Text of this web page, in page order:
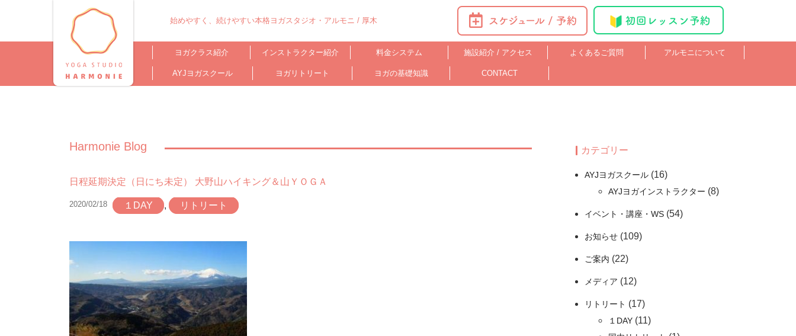
始めやすく、続けやすい本格ヨガスタジオ・アルモニ / 厚木
ヨガクラス紹介 インストラクター紹介 料金システム 施設紹介 / アクセス よくあるご質問 アルモニについて
AYJヨガスクール ヨガリトリート ヨガの基礎知識 CONTACT
Harmonie Blog
日程延期決定（日にち未定） 大野山ハイキング＆山ＹＯＧＡ
2020/02/18 １DAY , リトリート
カテゴリー
AYJヨガスクール (16)
AYJヨガインストラクター (8)
イベント・講座・WS (54)
お知らせ (109)
ご案内 (22)
メディア (12)
リトリート (17)
１DAY (11)